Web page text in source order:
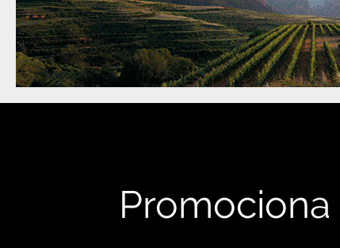
Promociona